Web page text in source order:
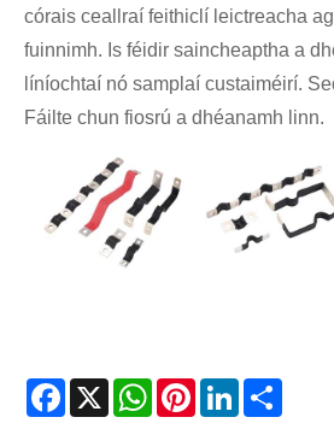
córais ceallraí feithiclí leictreacha
fuinnimh. Is féidir saincheaptha a
líníochtaí nó samplaí custaiméirí.
Fáilte chun fiosrú a dhéanamh linn.
Facebook
X WhatsAppPinterestLinkedIn